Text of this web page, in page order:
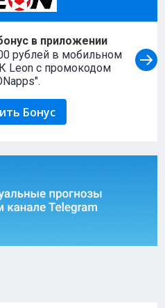
в приложении
рублей в мобильном
Leon с промокодом
Бонус